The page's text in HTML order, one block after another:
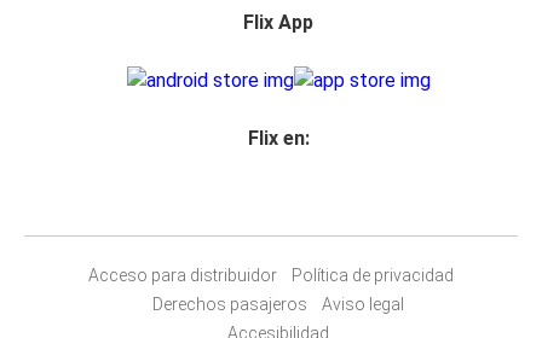
Flix App
Flix en:
Acceso para distribuidor
Política de privacidad
Derechos pasajeros
Aviso legal
Accesibilidad